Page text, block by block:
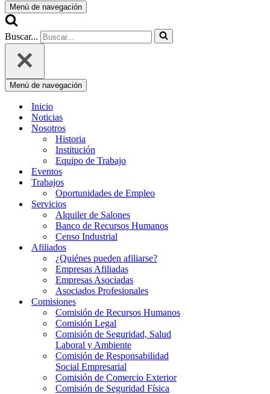
Menú de navegación
Buscar...
Menú de navegación
Inicio
Noticias
Nosotros
Historia
Institución
Equipo de Trabajo
Eventos
Trabajos
Oportunidades de Empleo
Servicios
Alquiler de Salones
Banco de Recursos Humanos
Censo Industrial
Afiliados
¿Quiénes pueden afiliarse?
Empresas Afiliadas
Empresas Asociadas
Asociados Profesionales
Comisiones
Comisión de Recursos Humanos
Comisión Legal
Comisión de Seguridad, Salud
Laboral y Ambiente
Comisión de Responsabilidad
Social Empresarial
Comisión de Comercio Exterior
Comisión de Seguridad Física